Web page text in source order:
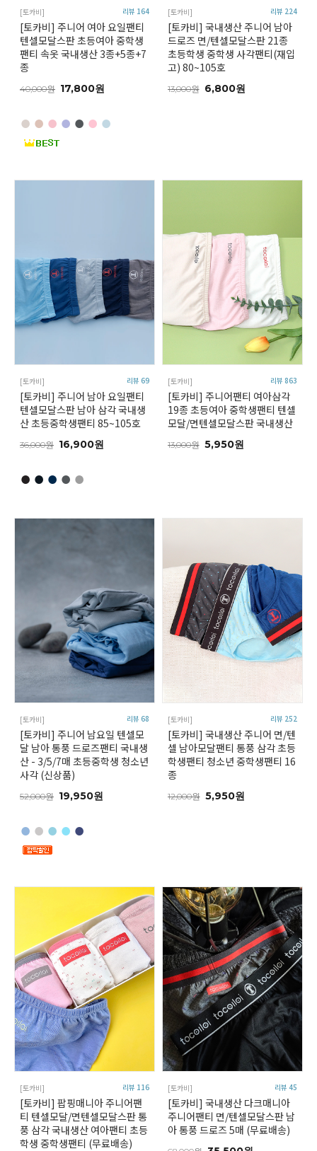
[토카비] 리뷰 164
[토카비] 주니어 여아 요일팬티
텐셀모달스판 초등여아 중학생
팬티 속옷 국내생산 3종+5종+7
종
40,000원 17,800원
●●●●●●●
[토카비] 리뷰 224
[토카비] 국내생산 주니어 남아
드로즈 면/텐셀모달스판 21종
초등학생 중학생 사각팬티(재입
고) 80~105호
13,000원 6,800원
[토카비] 리뷰 69
[토카비] 주니어 남아 요일팬티
텐셀모달스판 남아 삼각 국내생
산 초등중학생팬티 85~105호
36,000원 16,900원
●●●●●
[토카비] 리뷰 863
[토카비] 주니어팬티 여아삼각
19종 초등여아 중학생팬티 텐셀
모달/면텐셀모달스판 국내생산
13,000원 5,950원
[토카비] 리뷰 68
[토카비] 주니어 남요일 텐셀모
달 남아 통풍 드로즈팬티 국내생
산 - 3/5/7매 초등중학생 청소년
사각 (신상품)
52,000원 19,950원
●●●●●
[토카비] 리뷰 252
[토카비] 국내생산 주니어 면/텐
셀 남아모달팬티 통풍 삼각 초등
학생팬티 청소년 중학생팬티 16
종
12,000원 5,950원
[토카비] 리뷰 116
[토카비] 팝핑매니아 주니어팬
티 텐셀모달/면텐셀모달스판 통
풍 삼각 국내생산 여아팬티 초등
학생 중학생팬티 (무료배송)
[토카비] 리뷰 45
[토카비] 국내생산 다크매니아
주니어팬티 면/텐셀모달스판 남
아 통풍 드로즈 5매 (무료배송)